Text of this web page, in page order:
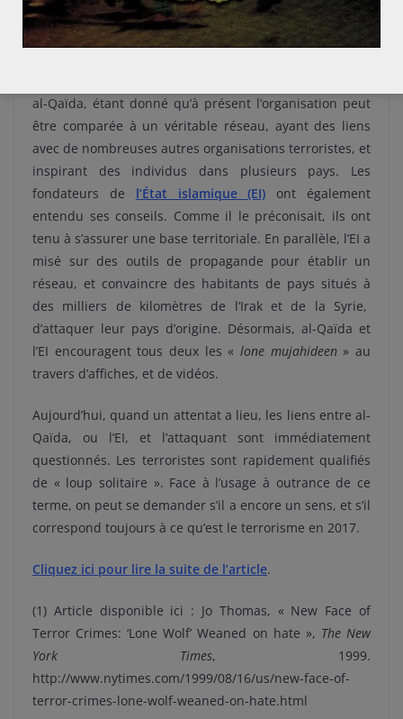
– encourageant les
« loups solitaires ».
al-Qaïda, étant donné qu’à présent l’organisation peut
être comparée à un véritable réseau, ayant des liens
avec de nombreuses autres organisations terroristes, et
inspirant des individus dans plusieurs pays. Les
fondateurs de l’État islamique (EI) ont également
entendu ses conseils. Comme il le préconisait, ils ont
tenu à s’assurer une base territoriale. En parallèle, l’EI a
misé sur des outils de propagande pour établir un
réseau, et convaincre des habitants de pays situés à
des milliers de kilomètres de l’Irak et de la Syrie,
d’attaquer leur pays d’origine. Désormais, al-Qaïda et
l’EI encouragent tous deux les « lone mujahideen» au
travers d’affiches, et de vidéos.
Aujourd’hui, quand un attentat a lieu, les liens entre al-
Qaïda, ou l’EI, et l’attaquant sont immédiatement
questionnés. Les terroristes sont rapidement qualifiés
de « loup solitaire ». Face à l’usage à outrance de ce
terme, on peut se demander s’il a encore un sens, et s’il
correspond toujours à ce qu’est le terrorisme en 2017.
Cliquez ici pour lire la suite de l’article.
(1) Article disponible ici : Jo Thomas, « New Face of
Terror Crimes: ‘Lone Wolf’ Weaned on hate », The New
York Times, 1999.
http://www.nytimes.com/1999/08/16/us/new-face-of-
terror-crimes-lone-wolf-weaned-on-hate.html